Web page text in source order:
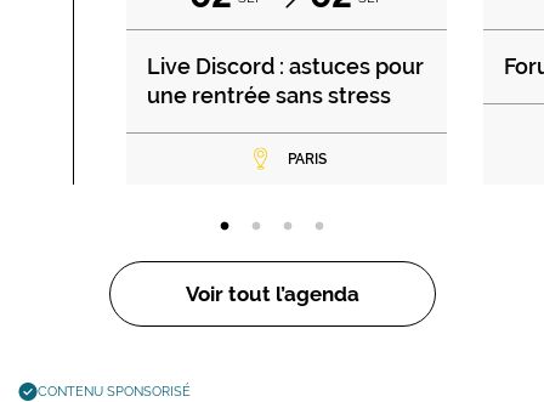
Live Discord : astuces pour
une rentrée sans stress
PARIS
Voir tout l’agenda
CONTENU SPONSORISÉ